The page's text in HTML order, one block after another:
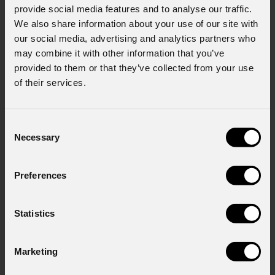
provide social media features and to analyse our traffic.
We also share information about your use of our site with
our social media, advertising and analytics partners who
may combine it with other information that you’ve
provided to them or that they’ve collected from your use
of their services.
Selection
Necessary
Preferences
Statistics
Marketing
News
06 Agosto 2026